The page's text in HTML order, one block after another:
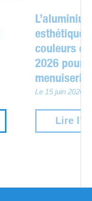
esthétique
couleurs et
2026 pour
Le 15 juin 2026
Lire